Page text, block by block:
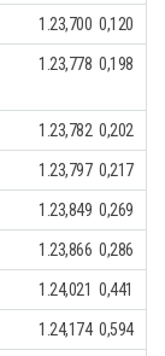
1.23,700 0,120
1.23,778 0,198
1.23,782 0,202
1.23,797 0,217
1.23,849 0,269
1.23,866 0,286
1.24,021 0,441
1.24,174 0,594